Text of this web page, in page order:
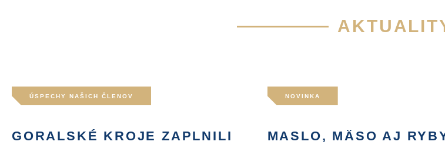
ÚSPECHY NAŠICH ČLENOV
GORALSKÉ KROJE ZAPLNILI
NOVINKA
MASLO, MÄSO AJ